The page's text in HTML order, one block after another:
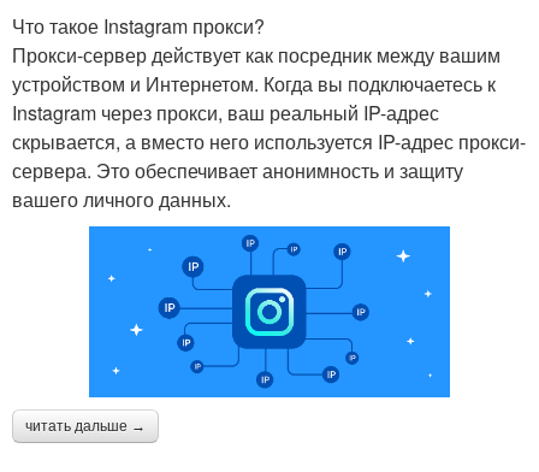
Что такое Instagram прокси?
Прокси-сервер действует как посредник между вашим
устройством и Интернетом. Когда вы подключаетесь к
Instagram через прокси, ваш реальный IP-адрес
скрывается, а вместо него используется IP-адрес прокси-
сервера. Это обеспечивает анонимность и защиту
вашего личного данных.
читать дальше →